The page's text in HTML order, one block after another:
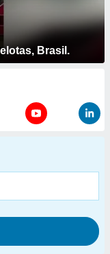
Brasil.